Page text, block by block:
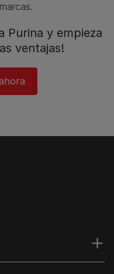
Purina y empieza
ventajas!​